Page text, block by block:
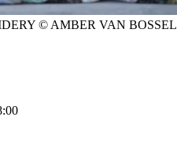
© AMBER VAN BOSSEL